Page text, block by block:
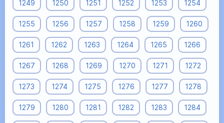
1249 1250 1251 1252 1253 1254
1255 1256 1257 1258 1259 1260
1261 1262 1263 1264 1265 1266
1267 1268 1269 1270 1271 1272
1273 1274 1275 1276 1277 1278
1279 1280 1281 1282 1283 1284